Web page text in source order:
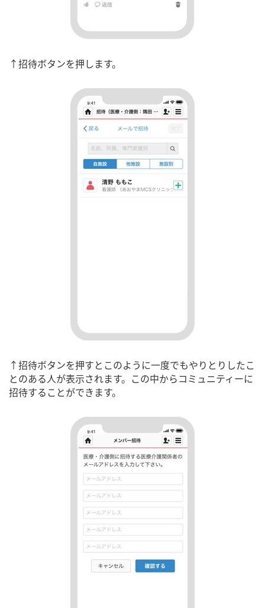
↑招待ボタンを押します。
↑招待ボタンを押すとこのように一度でもやりとりしたこ
とのある人が表示されます。この中からコミュニティーに
招待することができます。